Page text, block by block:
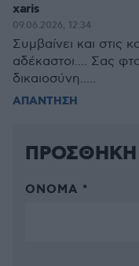
xaris
09.06.2026, 12:34
Συμβαίνει και στις
αδέκαστοι.... Σας
δικαιοσύνη.....
ΑΠΑΝΤΗΣΗ
ΠΡΟΣΘΗΚΗ
ΌΝΟΜΑ *